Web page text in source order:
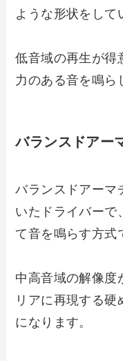
ような形状をして
低音域の再生が得
力のある音を鳴ら
バランスドアー
バランスドアーマ
いたドライバーで
て音を鳴らす方式
中高音域の解像度
リアに再現する硬
になります。